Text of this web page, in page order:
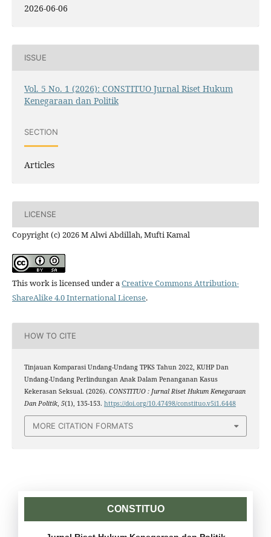
2026-06-06
ISSUE
Vol. 5 No. 1 (2026): CONSTITUO Jurnal Riset Hukum
Kenegaraan dan Politik
SECTION
Articles
LICENSE
Copyright (c) 2026 M Alwi Abdillah, Mufti Kamal
This work is licensed under aCreative Commons Attribution-
ShareAlike 4.0 International License.
HOW TO CITE
Tinjauan Komparasi Undang-Undang TPKS Tahun 2022, KUHP Dan
Undang-Undang Perlindungan Anak Dalam Penanganan Kasus
Kekerasan Seksual. (2026). CONSTITUO : Jurnal Riset Hukum Kenegaraan
Dan Politik, 5(1), 135-153. https://doi.org/10.47498/constituo.v5i1.6448
MORE CITATION FORMATS
CONSTITUO